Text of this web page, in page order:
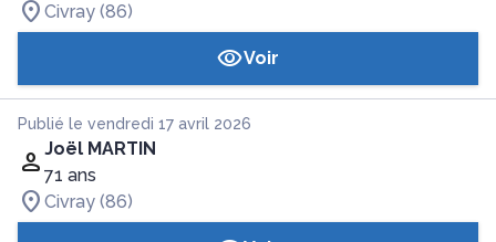
Civray (86)
Voir
Publié le vendredi 17 avril 2026
Joël MARTIN
71 ans
Civray (86)